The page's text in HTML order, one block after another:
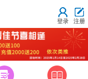
登录 注册
